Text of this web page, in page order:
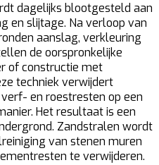
dagelijks blootgesteld aan
en slijtage. Na verloop van
aanslag, verkleuring
de oorspronkelijke
of constructie met
techniek verwijdert
en roestresten op een
Het resultaat is een
Zandstralen wordt
van stenen muren
te verwijderen.